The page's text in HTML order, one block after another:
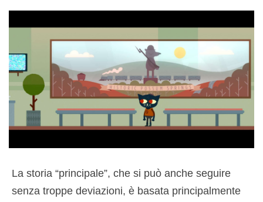
La storia “principale”, che si può anche seguire
senza troppe deviazioni, è basata principalmente